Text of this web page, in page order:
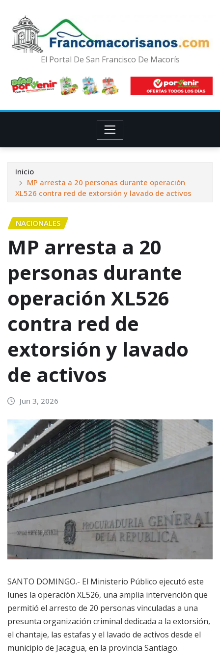
El Portal De San Francisco De Macorís
Inicio
MP arresta a 20 personas durante operación
XL526 contra red de extorsión y lavado de activos
NACIONALES
MP arresta a 20
personas durante
operación XL526
contra red de
extorsión y lavado
de activos
Jun 3, 2026
SANTO DOMINGO.- El Ministerio Público ejecutó este
lunes la operación XL526, una amplia intervención que
permitió el arresto de 20 personas vinculadas a una
presunta organización criminal dedicada a la extorsión,
el chantaje, las estafas y el lavado de activos desde el
municipio de Jacagua, en la provincia Santiago.